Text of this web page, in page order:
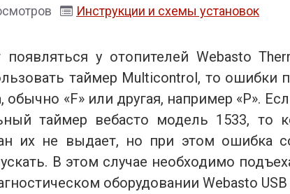
Инструкции и схемы установок
у отопителей Webasto
таймер Multicontrol, то ошибки
«F» или другая, например «P».
таймер вебасто модель 1533, то
их не выдает, но при этом ошибка
В этом случае необходимо
оборудовании Webasto